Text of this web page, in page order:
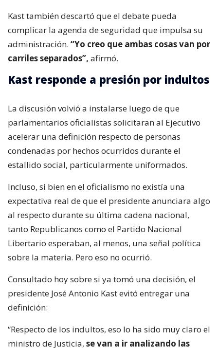
Kast también descartó que el debate pueda
complicar la agenda de seguridad que impulsa su
administración. “Yo creo que ambas cosas van por
carriles separados”, afirmó.
Kast responde a presión por indultos
La discusión volvió a instalarse luego de que
parlamentarios oficialistas solicitaran al Ejecutivo
acelerar una definición respecto de personas
condenadas por hechos ocurridos durante el
estallido social, particularmente uniformados.
Incluso, si bien en el oficialismo no existía una
expectativa real de que el presidente anunciara algo
al respecto durante su última cadena nacional,
tanto Republicanos como el Partido Nacional
Libertario esperaban, al menos, una señal política
sobre la materia. Pero eso no ocurrió.
Consultado hoy sobre si ya tomó una decisión, el
presidente José Antonio Kast evitó entregar una
definición:
“Respecto de los indultos, eso lo ha sido muy claro el
ministro de Justicia, se van a ir analizando las